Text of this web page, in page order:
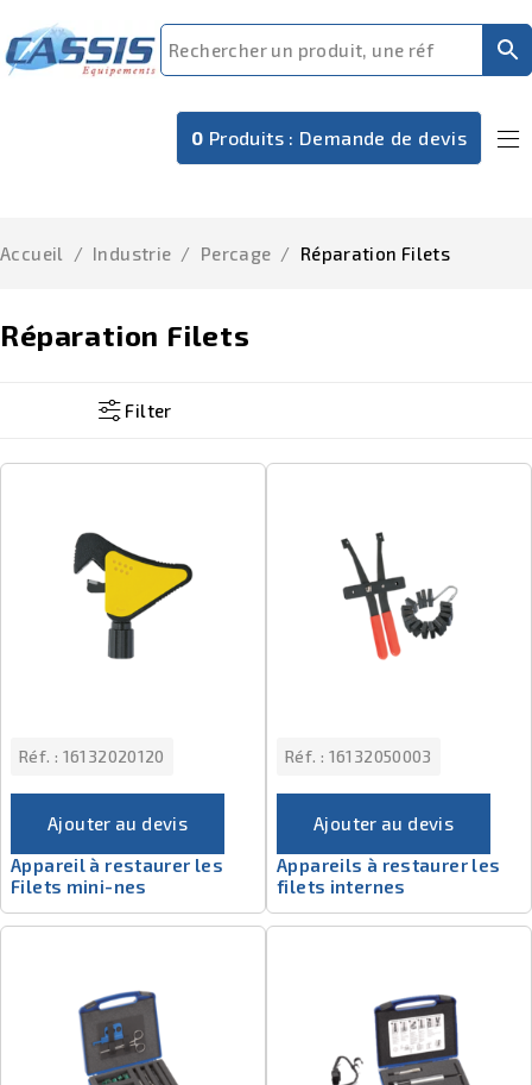
0 Produits : Demande de devis
Réparation Filets
Accueil / Industrie / Percage / Réparation Filets
Filter
Réf. : 16132020120
Ajouter au devis
Appareil à restaurer les
Filets mini-nes
Réf. : 16132050003
Ajouter au devis
Appareils à restaurer les
filets internes